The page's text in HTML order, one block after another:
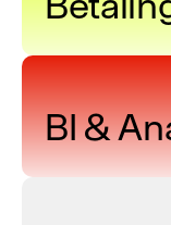
BI &
BI & Analytics